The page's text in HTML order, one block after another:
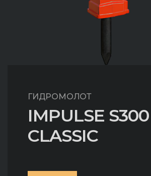
ГИДРОМОЛОТ
IMPULSE S300
CLASSIC